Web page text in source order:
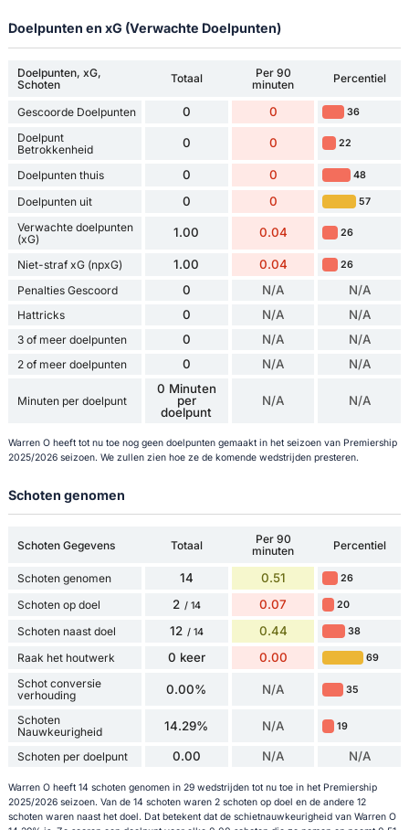
Doelpunten en xG (Verwachte Doelpunten)
Doelpunten, xG,
Schoten
Totaal
Per 90
minuten
Percentiel
Gescoorde Doelpunten 0 0 36
Doelpunt
Betrokkenheid
0 0 22
Doelpunten thuis 0 0 48
Doelpunten uit 0 0 57
Verwachte doelpunten
(xG)
1.00 0.04 26
Niet-straf xG (npxG) 1.00 0.04 26
Penalties Gescoord 0 N/A N/A
Hattricks 0 N/A N/A
3 of meer doelpunten 0 N/A N/A
2 of meer doelpunten 0 N/A N/A
Minuten per doelpunt
0 Minuten
per
doelpunt
N/A N/A
Warren O heeft tot nu toe nog geen doelpunten gemaakt in het seizoen van Premiership
2025/2026 seizoen. We zullen zien hoe ze de komende wedstrijden presteren.
Schoten genomen
Schoten Gegevens Totaal
Per 90
minuten
Percentiel
Schoten genomen 14 0.51 26
Schoten op doel 2 / 14 0.07 20
Schoten naast doel 12 / 14 0.44 38
Raak het houtwerk 0 keer 0.00 69
Schot conversie
verhouding
0.00% N/A 35
Schoten
Nauwkeurigheid
14.29% N/A 19
Schoten per doelpunt 0.00 N/A N/A
Warren O heeft 14 schoten genomen in 29 wedstrijden tot nu toe in het Premiership
2025/2026 seizoen. Van de 14 schoten waren 2 schoten op doel en de andere 12
schoten waren naast het doel. Dat betekent dat de schietnauwkeurigheid van Warren O